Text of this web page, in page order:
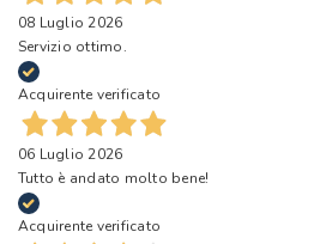
08 Luglio 2026
Servizio ottimo.
Acquirente verificato
06 Luglio 2026
Tutto è andato molto bene!
Acquirente verificato